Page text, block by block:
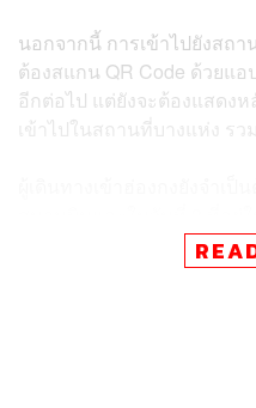
นอกจากนี้ การเข้าไปยังสถ
ต้องสแกน QR Code ด้วยแอ
อีกต่อไป แต่ยังจะต้องแสดง
เข้าไปในสถานที่บางแห่ง รว
Rapid Antigen Test (RAT)
การตรวจหาเชื้อ ‘เป็นบวก’